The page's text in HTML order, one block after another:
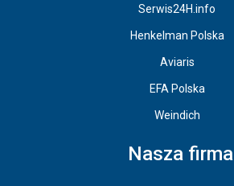
Serwis24H.info
Henkelman Polska
Aviaris
EFA Polska
Weindich
Nasza firma